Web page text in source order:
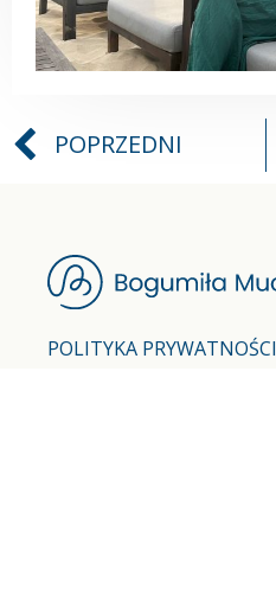
POPRZEDNI
POLITYKA PRYWATNOŚCI